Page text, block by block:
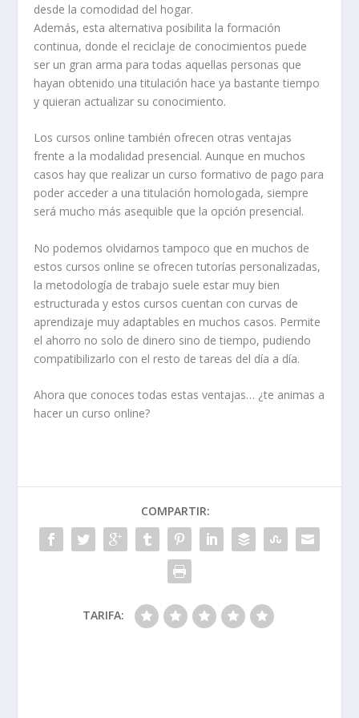
desde la comodidad del hogar.
Además, esta alternativa posibilita la formación
continua, donde el reciclaje de conocimientos puede
ser un gran arma para todas aquellas personas que
hayan obtenido una titulación hace ya bastante tiempo
y quieran actualizar su conocimiento.
Los cursos online también ofrecen otras ventajas
frente a la modalidad presencial. Aunque en muchos
casos hay que realizar un curso formativo de pago para
poder acceder a una titulación homologada, siempre
será mucho más asequible que la opción presencial.
No podemos olvidarnos tampoco que en muchos de
estos cursos online se ofrecen tutorías personalizadas,
la metodología de trabajo suele estar muy bien
estructurada y estos cursos cuentan con curvas de
aprendizaje muy adaptables en muchos casos. Permite
el ahorro no solo de dinero sino de tiempo, pudiendo
compatibilizarlo con el resto de tareas del día a día.
Ahora que conoces todas estas ventajas… ¿te animas a
hacer un curso online?
COMPARTIR:
TARIFA: